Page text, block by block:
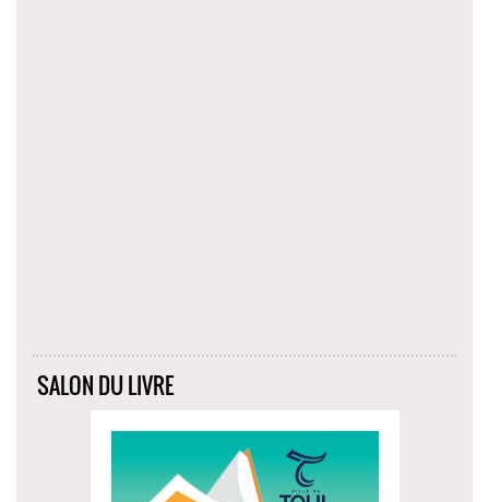
SALON DU LIVRE